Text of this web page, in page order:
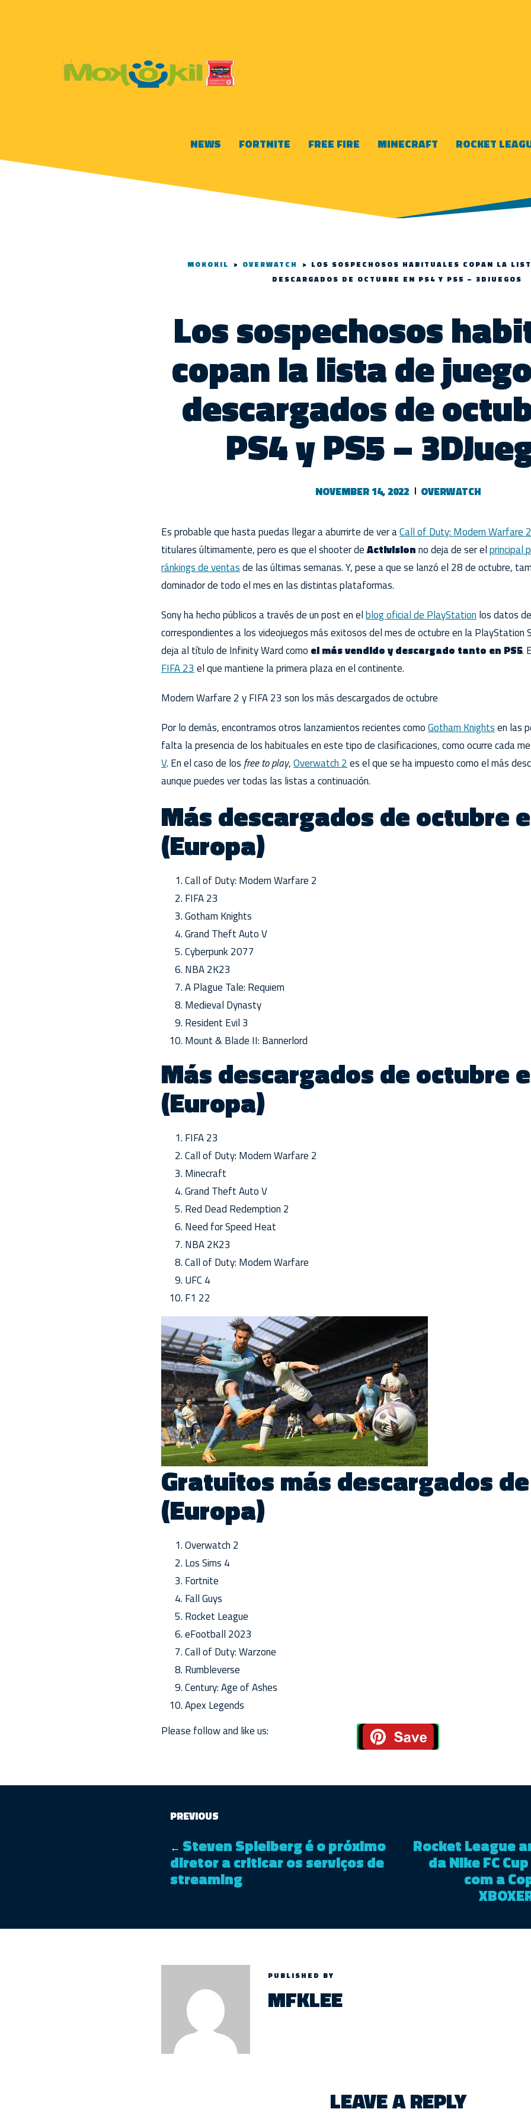
NEWS FORTNITE FREE FIRE MINECRAFT ROCKET
MOKOKIL > OVERWATCH > LOS SOSPECHOSOS HABITUALES COPAN LA
DESCARGADOS DE OCTUBRE EN PS4 Y PS5 – 3DJUEGOS
Los sospechosos
copan la lista de
descargados de
PS4 y PS5 –
NOVEMBER 14, 2022 OVERWATCH
Es probable que hasta puedas llegar a aburrirte de ver aCall of Duty: Modern Warfare 2
titulares últimamente, pero es que el shooter deActivisionno deja de ser elprincipal
ránkings de ventasde las últimas semanas. Y, pese a que se lanzó el 28 de octubre,
dominador de todo el mes en las distintas plataformas.
Sony ha hecho públicos a través de un post en elblog oficial de PlayStation los datos
correspondientes a los videojuegos más exitosos del mes de octubre en la PlayStation
deja al título de Infinity Ward como el más vendido y descargado tanto en PS5.
FIFA 23 el que mantiene la primera plaza en el continente.
Modern Warfare 2 y FIFA 23 son los más descargados de octubre
Por lo demás, encontramos otros lanzamientos recientes comoGotham Knightsen las
falta la presencia de los habituales en este tipo de clasificaciones, como ocurre cada
V. En el caso de los free to play,Overwatch 2 es el que se ha impuesto como el más
aunque puedes ver todas las listas a continuación.
Más descargados de octubre
(Europa)
Call of Duty: Modern Warfare 2
FIFA 23
Gotham Knights
Grand Theft Auto V
Cyberpunk 2077
NBA 2K23
A Plague Tale: Requiem
Medieval Dynasty
Resident Evil 3
Mount & Blade II: Bannerlord
Más descargados de octubre
(Europa)
FIFA 23
Call of Duty: Modern Warfare 2
Minecraft
Grand Theft Auto V
Red Dead Redemption 2
Need for Speed Heat
NBA 2K23
Call of Duty: Modern Warfare
UFC 4
F1 22
Gratuitos más descargados
(Europa)
Overwatch 2
Los Sims 4
Fortnite
Fall Guys
Rocket League
eFootball 2023
Call of Duty: Warzone
Rumbleverse
Century: Age of Ashes
Apex Legends
Please follow and like us:
PREVIOUS
← Steven Spielberg é o próximo
diretor a criticar os serviços de
streaming
Rocket League
da Nike FC
com a
PUBLISHED BY
MFKLEE
LEAVE A REPLY